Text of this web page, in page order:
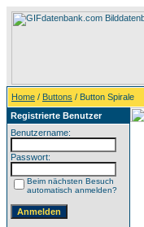
Home / Buttons / Button Spirale
Registrierte Benutzer
Benutzername:
Passwort:
Beim nächsten Besuch
automatisch anmelden?